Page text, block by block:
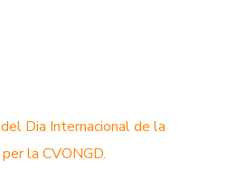
Dia Internacional de la
la CVONGD.